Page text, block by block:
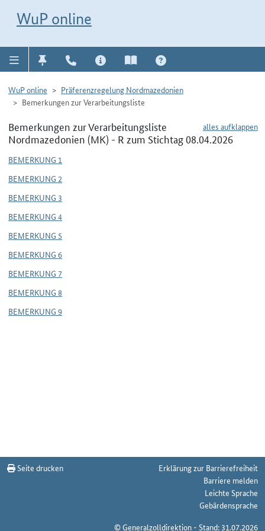
WuP online
WuP online
Präferenzregelung Nordmazedonien
Bemerkungen zur Verarbeitungsliste
alles aufklappen
Bemerkungen zur Verarbeitungsliste
Nordmazedonien (MK) - R zum Stichtag 08.04.2026
BEMERKUNG 1
BEMERKUNG 2
BEMERKUNG 3
BEMERKUNG 4
BEMERKUNG 5
BEMERKUNG 6
BEMERKUNG 7
BEMERKUNG 8
BEMERKUNG 9
Seite drucken
Erklärung zur Barrierefreiheit
Barriere melden
Leichte Sprache
Gebärdensprache
© Generalzolldirektion - Stand: 31.07.2026